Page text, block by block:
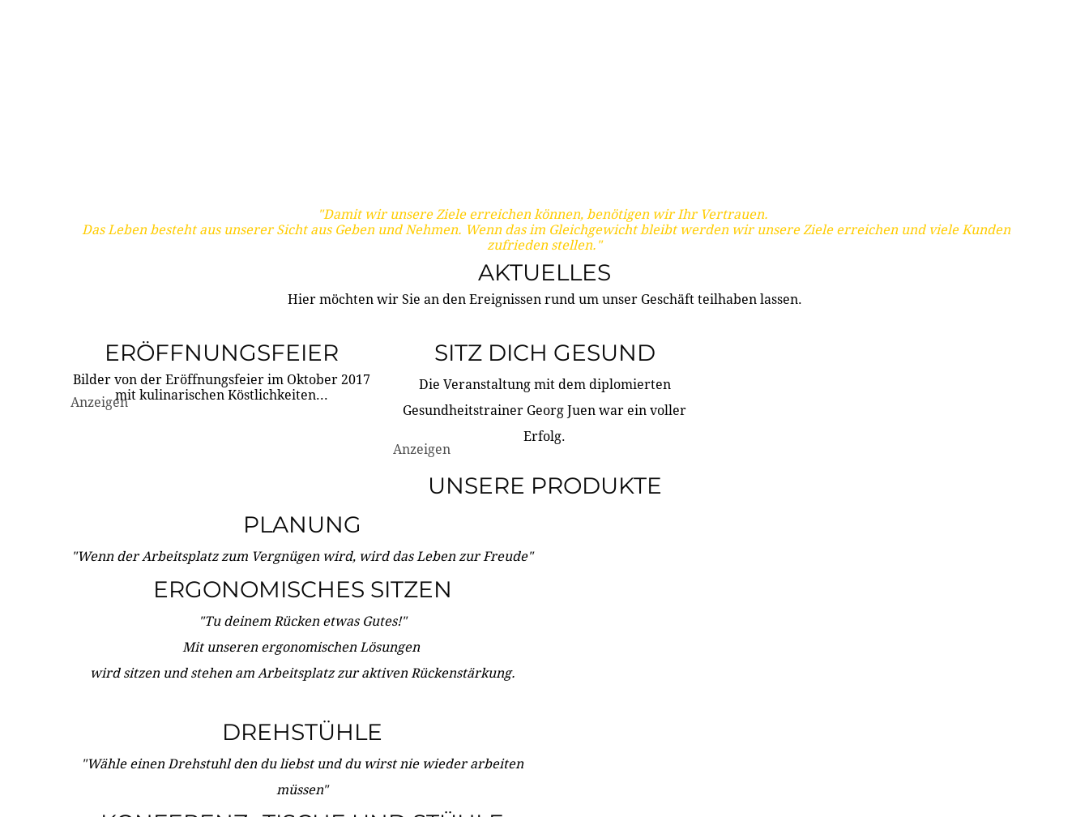
"Damit wir unsere Ziele erreichen können, benötigen wir Ihr Vertrauen.
Das Leben besteht aus unserer Sicht aus Geben und Nehmen. Wenn das im Gleichgewicht bleibt werden wir unsere Ziele erreichen und viele Kunden
zufrieden stellen."
AKTUELLES
Hier möchten wir Sie an den Ereignissen rund um unser Geschäft teilhaben lassen.
ERÖFFNUNGSFEIER
Bilder von der Eröffnungsfeier im Oktober 2017
mit kulinarischen Köstlichkeiten...
Anzeigen
SITZ DICH GESUND
Die Veranstaltung mit dem diplomierten
Gesundheitstrainer Georg Juen war ein voller
Erfolg.
Anzeigen
UNSERE PRODUKTE
PLANUNG
"Wenn der Arbeitsplatz zum Vergnügen wird, wird das Leben zur Freude"
ERGONOMISCHES SITZEN
"Tu deinem Rücken etwas Gutes!"
Mit unseren ergonomischen Lösungen
wird sitzen und stehen am Arbeitsplatz zur aktiven Rückenstärkung.
DREHSTÜHLE
"Wähle einen Drehstuhl den du liebst und du wirst nie wieder arbeiten
müssen"